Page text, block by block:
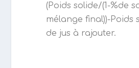
(Poids solide/(1-%de
mélange final))-Poids
de jus à rajouter.